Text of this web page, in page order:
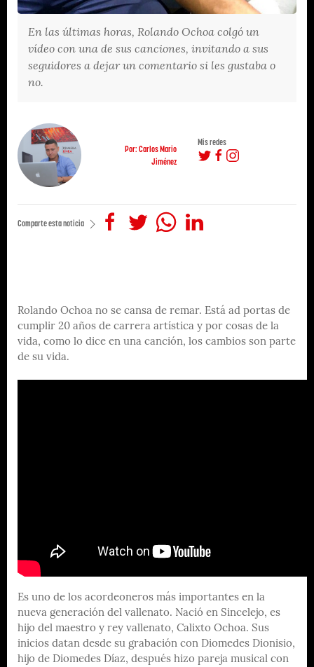
En las últimas horas, Rolando Ochoa colgó un
vídeo con una de sus canciones, invitando a sus
seguidores a dejar un comentario si les gustaba o
no.
Por: Carlos Mario
Jiménez
Mis redes
Comparte esta noticia
Rolando Ochoa no se cansa de remar. Está ad portas de
cumplir 20 años de carrera artística y por cosas de la
vida, como lo dice en una canción, los cambios son parte
de su vida.
Es uno de los acordeoneros más importantes en la
nueva generación del vallenato. Nació en Sincelejo, es
hijo del maestro y rey vallenato, Calixto Ochoa. Sus
inicios datan desde su grabación con Diomedes Dionisio,
hijo de Diomedes Díaz, después hizo pareja musical con